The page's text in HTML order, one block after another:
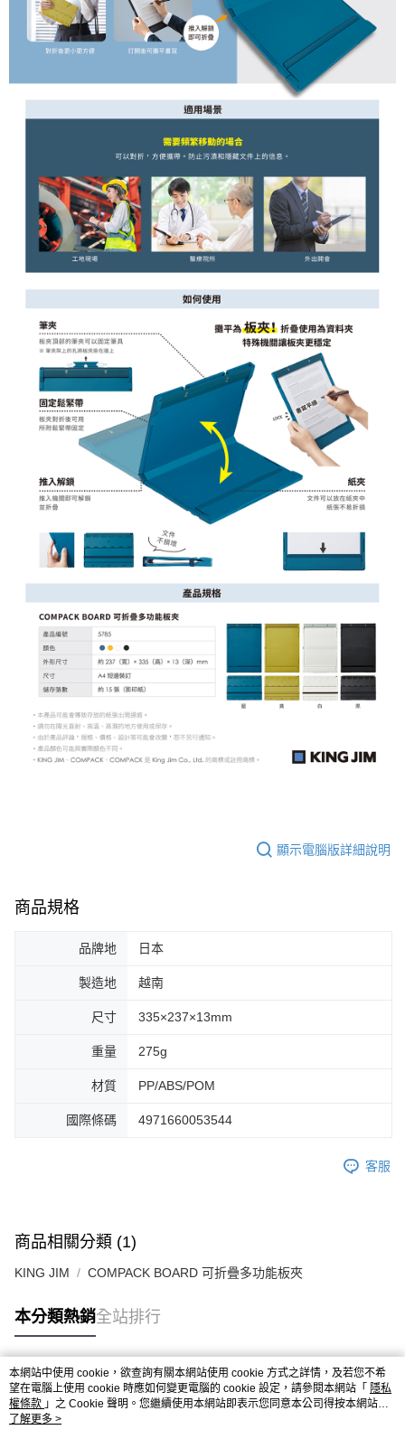
顯示電腦版詳細說明
商品規格
品牌地 日本
製造地 越南
尺寸 335×237×13mm
重量 275g
材質 PP/ABS/POM
國際條碼 4971660053544
客服
商品相關分類 (1)
KING JIM COMPACK BOARD 可折疊多功能板夾
本分類熱銷全站排行
熱門標籤
本網站中使用 cookie，欲查詢有關本網站使用 cookie 方式之詳情，及若您不希
望在電腦上使用 cookie 時應如何變更電腦的 cookie 設定，請參閱本網站「 隱私
權條款 」之 Cookie 聲明。您繼續使用本網站即表示您同意本公司得按本網站使
用條款之 Cookie 聲明使用 cookie。
了解更多 >